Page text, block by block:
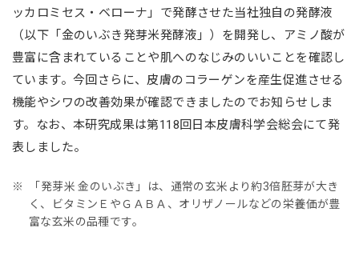
ッカロミセス・ベローナ」で発酵させた当社独自の発酵液
（以下「金のいぶき発芽米発酵液」）を開発し、アミノ酸が
豊富に含まれていることや肌へのなじみのいいことを確認し
ています。今回さらに、皮膚のコラーゲンを産生促進させる
機能やシワの改善効果が確認できましたのでお知らせしま
す。なお、本研究成果は第118回日本皮膚科学会総会にて発
表しました。
「発芽米 金のいぶき」は、通常の玄米より約3倍胚芽が大き
く、ビタミンＥやＧＡＢＡ、オリザノールなどの栄養価が豊
富な玄米の品種です。